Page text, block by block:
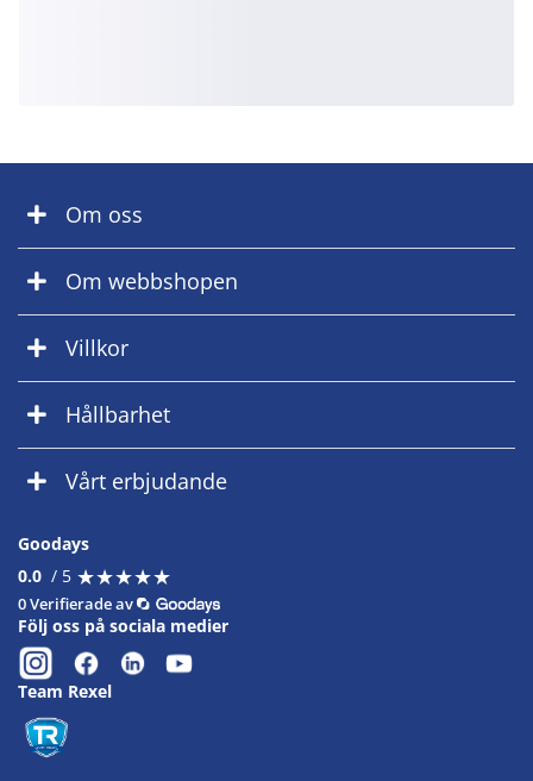
Om oss
Om webbshopen
Villkor
Hållbarhet
Vårt erbjudande
Goodays
0.0 / 5 ★★★★★
★★★★★
0 Verifierade av
Följ oss på sociala medier
Team Rexel